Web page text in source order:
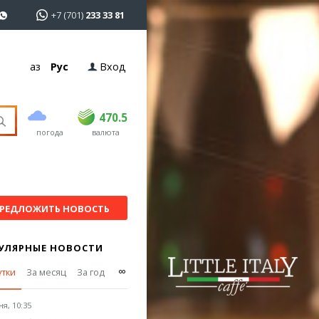
+7 (701) 233 33 81
Қаз Рус Вход
погода
470.5
USD 468.5 470.5
EUR валюта
НОВОСТЬ
НОВОСТИ
За месяц За год ∞
10:35